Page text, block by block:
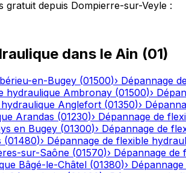
gratuit depuis Dompierre-sur-Veyle :
dans le Ain (01)
en-Bugey (01500)› Dépannage
hydraulique Ambronay (01500)›
Anglefort (01350)›
Arandas (01230)› Dépannage de
en Bugey (01300)› Dépannage de
(01480)› Dépannage de flexible
sur-Saône (01570)› Dépannage de
Bâgé-le-Châtel (01380)›